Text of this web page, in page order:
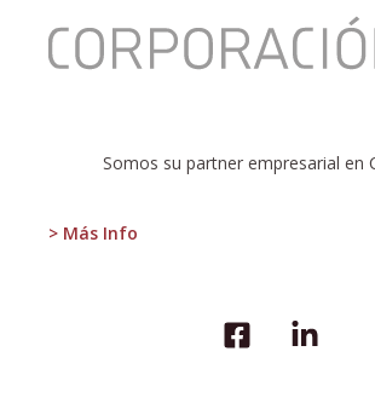
Somos su partner empresarial en
> Más Info
del
cielo